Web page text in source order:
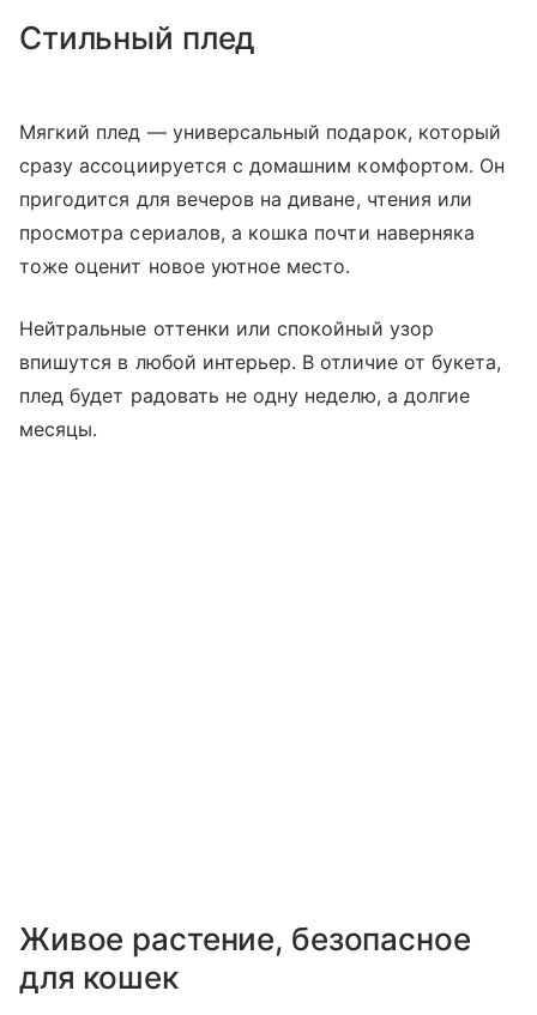
Стильный плед
Мягкий плед — универсальный подарок, который
сразу ассоциируется с домашним комфортом. Он
пригодится для вечеров на диване, чтения или
просмотра сериалов, а кошка почти наверняка
тоже оценит новое уютное место.
Нейтральные оттенки или спокойный узор
впишутся в любой интерьер. В отличие от букета,
плед будет радовать не одну неделю, а долгие
месяцы.
Живое растение, безопасное
для кошек